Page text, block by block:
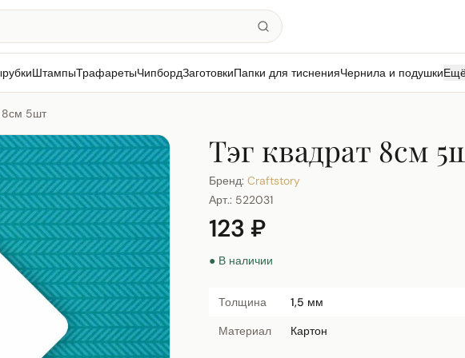
ШтампыТрафаретыЧипбордЗаготовкиПапки для тисненияЧернила и подушки
8см 5шт
Тэг квадрат 8см
Бренд: Craftstory
Арт.: 522031
123 ₽
● В наличии
Толщина
1,5 мм
Материал
Картон